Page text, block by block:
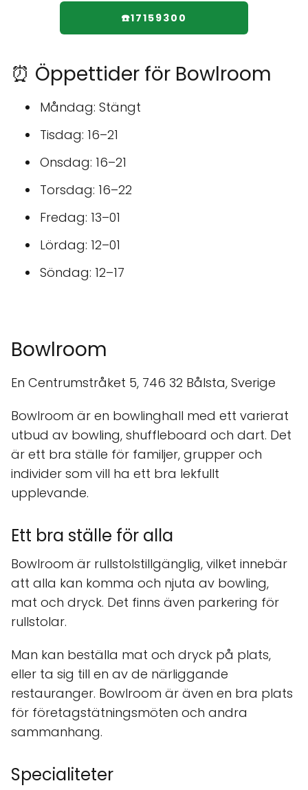
☎️17159300
⏰ Öppettider för Bowlroom
Måndag: Stängt
Tisdag: 16–21
Onsdag: 16–21
Torsdag: 16–22
Fredag: 13–01
Lördag: 12–01
Söndag: 12–17
Bowlroom
En Centrumstråket 5, 746 32 Bålsta, Sverige
Bowlroom är en bowlinghall med ett varierat
utbud av bowling, shuffleboard och dart. Det
är ett bra ställe för familjer, grupper och
individer som vill ha ett bra lekfullt
upplevande.
Ett bra ställe för alla
Bowlroom är rullstolstillgänglig, vilket innebär
att alla kan komma och njuta av bowling,
mat och dryck. Det finns även parkering för
rullstolar.
Man kan beställa mat och dryck på plats,
eller ta sig till en av de närliggande
restauranger. Bowlroom är även en bra plats
för företagstätningsmöten och andra
sammanhang.
Specialiteter